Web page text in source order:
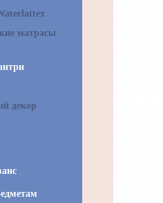
матрасы
декор